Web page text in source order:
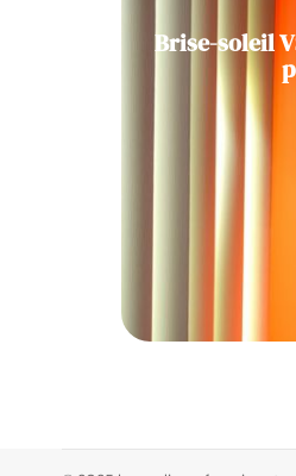
Brise-soleil